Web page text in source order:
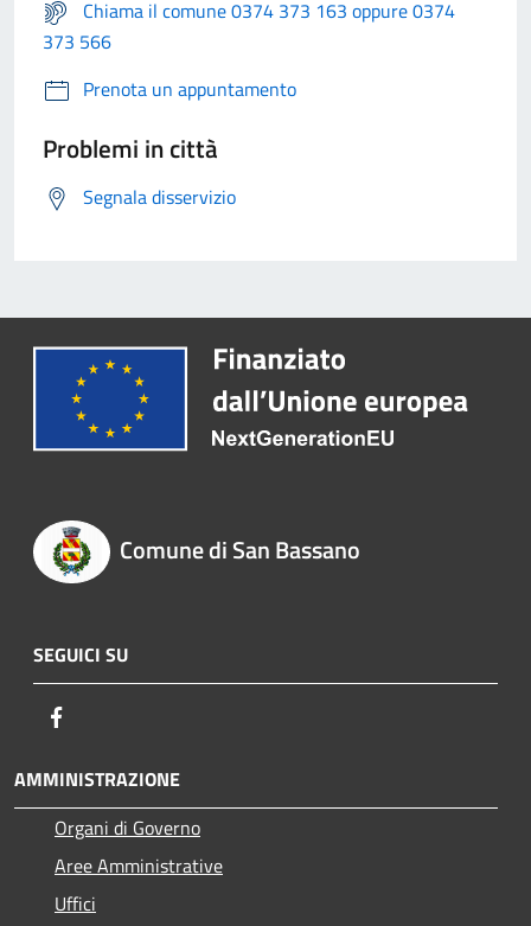
Chiama il comune 0374 373 163 oppure 0374
373 566
Prenota un appuntamento
Problemi in città
Segnala disservizio
Comune di San Bassano
SEGUICI SU
AMMINISTRAZIONE
Organi di Governo
Aree Amministrative
Uffici